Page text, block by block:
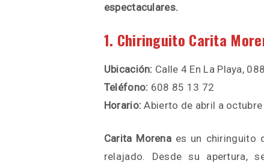
espectaculares.
1. Chiringuito Carita
Ubicación: Calle 4 En La Playa,
Teléfono: 608 85 13 72
Horario: Abierto de abril a octubre
Carita Morena es un chiringuito
relajado. Desde su apertura,